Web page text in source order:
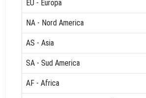
EU - Europa
NA - Nord America
AS - Asia
SA - Sud America
AF - Africa